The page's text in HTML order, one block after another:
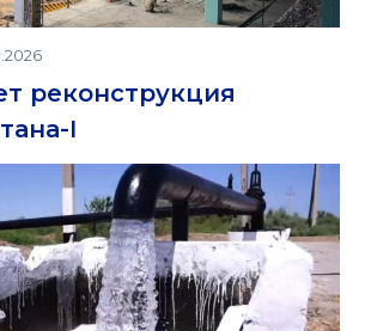
реконструкция
I